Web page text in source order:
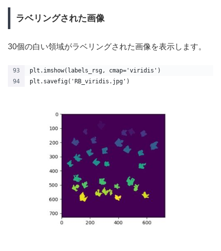
ラベリングされた画像
30個の白い領域がラベリングされた画像を表示します。
plt.imshow(labels_rsg, cmap='viridis')
plt.savefig('RB_viridis.jpg')